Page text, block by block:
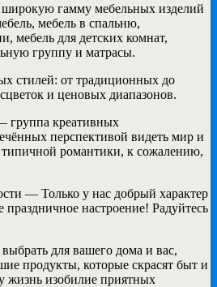
гамму мебельных изделий
мебель в спальню,
мебель для детских комнат,
группу и матрасы.
стилей: от традиционных до
и ценовых диапазонов.
группа креативных
перспективой видеть мир и
романтики, к сожалению,
— Только у нас добрый характер
праздничное настроение! Радуйтесь
для вашего дома и вас,
продукты, которые скрасят быт и
жизнь изобилие приятных